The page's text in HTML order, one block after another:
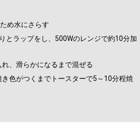
め水にさらす
とラップをし、500Wのレンジで約10分加
、滑らかになるまで混ぜる
色がつくまでトースターで5～10分程焼